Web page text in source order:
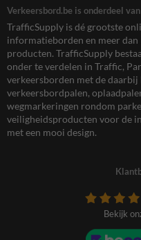
Verkeersbord.be is onderdeel
TrafficSupply is dé grootste
informatieborden en meer
producten. TrafficSupply
onder te verdelen in Traffic,
verkeersborden met de daarbij
verkeersbordpalen,
wegmarkeringen rondom
veiligheidsproducten voor de
met een mooi design.
Bekijk